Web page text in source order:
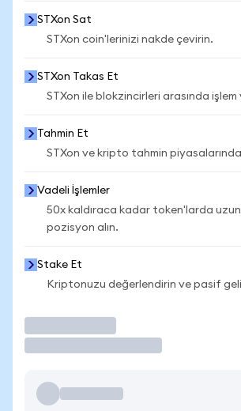
STXon Sat
STXon coin'lerinizi nakde çevirin.
STXon Takas Et
STXon ile blokzincirleri arasında işlem
Tahmin Et
STXon ve kripto tahmin piyasalarında
Vadeli İşlemler
50x kaldıraca kadar token'larda uzun
pozisyon alın.
Stake Et
Kriptonuzu değerlendirin ve pasif